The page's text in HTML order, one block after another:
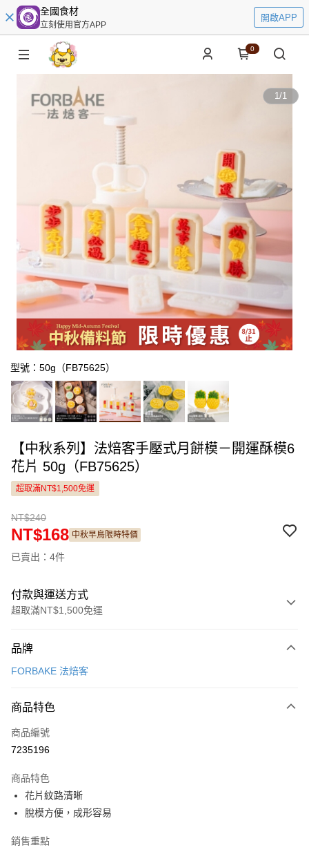
全國食材
立刻使用官方APP
開啟APP
0
1/1
型號：50g（FB75625）
【中秋系列】法焙客手壓式月餅模－開運酥模6
花片 50g（FB75625）
超取滿NT$1,500免運
NT$240
NT$168 中秋早鳥限時特價
已賣出：4件
付款與運送方式
超取滿NT$1,500免運
信用卡一次付款
Apple Pay
悠遊付
全盈+PAY
ATM付款
運送方式
品牌
FORBAKE 法焙客
商品特色
商品編號
7235196
商品特色
花片紋路清晰
脫模方便，成形容易
銷售重點